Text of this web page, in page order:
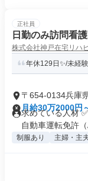
正社員
日勤のみ訪問看
株式会社神戸在宅リハ
年休129日✨/未経
〒654-0134兵庫
月給30万2000円
求めている人材
自動車運転免許（
制服あり 主婦・主